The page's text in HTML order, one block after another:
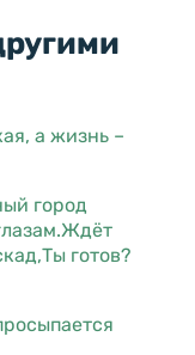
а жизнь –
город
готов?